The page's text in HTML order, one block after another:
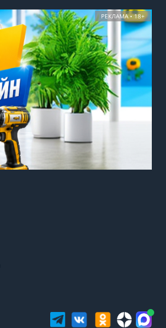
РЕКЛАМА • 18+